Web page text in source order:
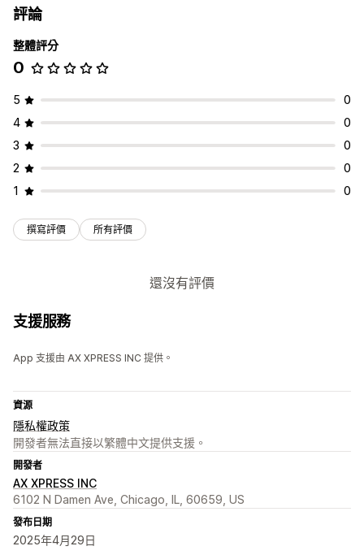
評論
整體評分
0
5
0
4
0
3
0
2
0
1
0
撰寫評價 所有評價
還沒有評價
支援服務
App 支援由 AX XPRESS INC 提供。
資源
隱私權政策
開發者無法直接以繁體中文提供支援。
開發者
AX XPRESS INC
6102 N Damen Ave, Chicago, IL, 60659, US
發布日期
2025年4月29日